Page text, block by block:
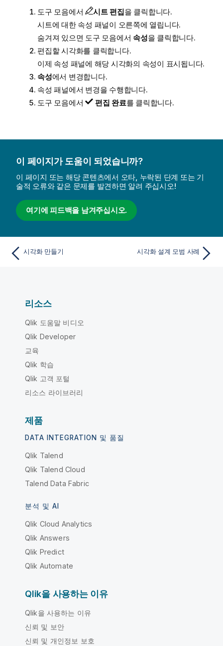
도구 모음에서
시트 편집을 클릭합니다.
시트에 대한 속성 패널이 오른쪽에 열립니다.
숨겨져 있으면 도구 모음에서 속성을 클릭합니다.
편집할 시각화를 클릭합니다.
이제 속성 패널에 해당 시각화의 속성이 표시됩니다.
속성에서 변경합니다.
속성 패널에서 변경을 수행합니다.
도구 모음에서
편집 완료를 클릭합니다.
이 페이지가 도움이 되었습니까?
이 페이지 또는 해당 콘텐츠에서 오타, 누락된 단계 또는 기
술적 오류와 같은 문제를 발견하면 알려 주십시오!
여기에 피드백을 남겨주십시오.
시각화 만들기 시각화 설계 모범 사례
리소스
Qlik 도움말 비디오
Qlik Developer
교육
Qlik 학습
Qlik 고객 포털
리소스 라이브러리
제품
DATA INTEGRATION 및 품질
Qlik Talend
Qlik Talend Cloud
Talend Data Fabric
분석 및 AI
Qlik Cloud Analytics
Qlik Answers
Qlik Predict
Qlik Automate
Qlik을 사용하는 이유
Qlik을 사용하는 이유
신뢰 및 보안
신뢰 및 개인정보 보호